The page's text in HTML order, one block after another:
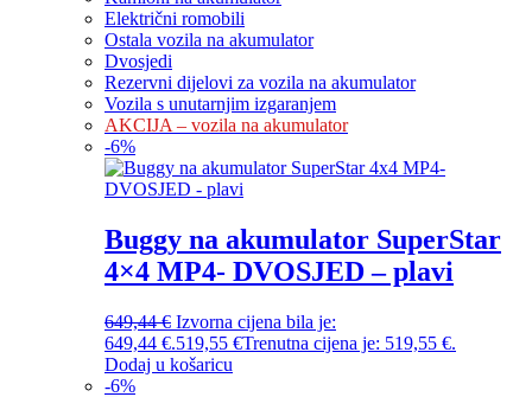
Električni romobili
Ostala vozila na akumulator
Dvosjedi
Rezervni dijelovi za vozila na akumulator
Vozila s unutarnjim izgaranjem
AKCIJA – vozila na akumulator
-6%
Buggy na akumulator SuperStar
4×4 MP4- DVOSJED – plavi
649,44€ Izvorna cijena bila je:
649,44 €.519,55 €Trenutna cijena je: 519,55 €.
Dodaj u košaricu
-6%